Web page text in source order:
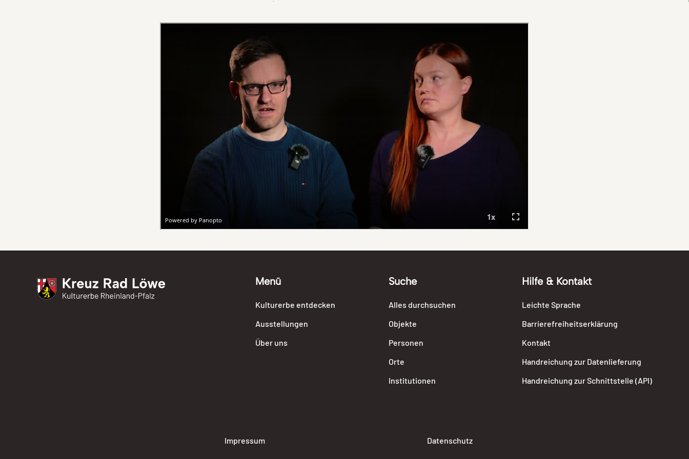
Menü
Kulturerbe entdecken
Ausstellungen
Über uns
Suche
Alles durchsuchen
Objekte
Personen
Orte
Institutionen
Hilfe & Kontakt
Leichte Sprache
Barrierefreiheitserklärung
Kontakt
Handreichung zur Datenlieferung
Handreichung zur Schnittstelle (API)
Impressum Datenschutz